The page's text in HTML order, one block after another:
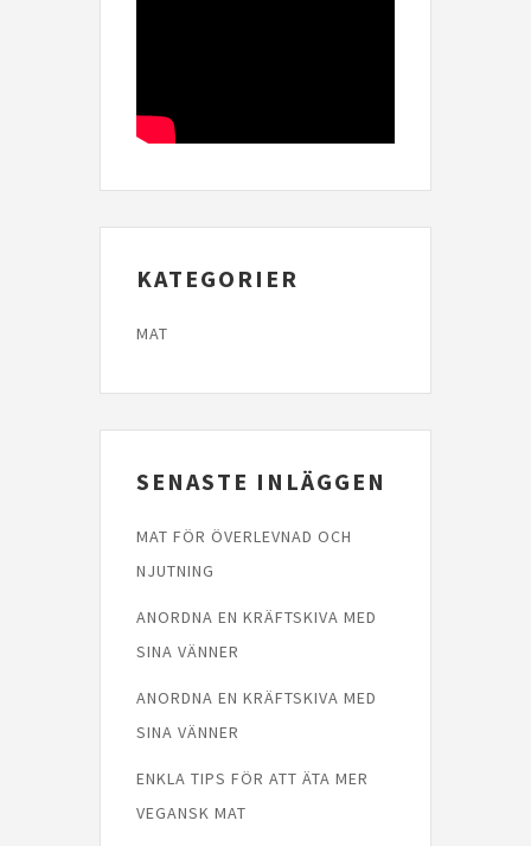
KATEGORIER
MAT
SENASTE INLÄGGEN
MAT FÖR ÖVERLEVNAD OCH
NJUTNING
ANORDNA EN KRÄFTSKIVA MED
SINA VÄNNER
ANORDNA EN KRÄFTSKIVA MED
SINA VÄNNER
ENKLA TIPS FÖR ATT ÄTA MER
VEGANSK MAT